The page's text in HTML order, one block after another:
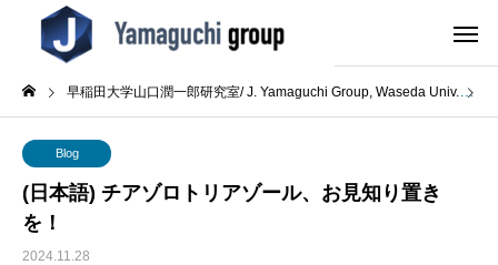
早稲田大学山口潤一郎研究室/ J. Yamaguchi Group, Waseda Univ.
Blog
(日本語) チアゾロトリアゾール、お見知り置き
を！
2024.11.28